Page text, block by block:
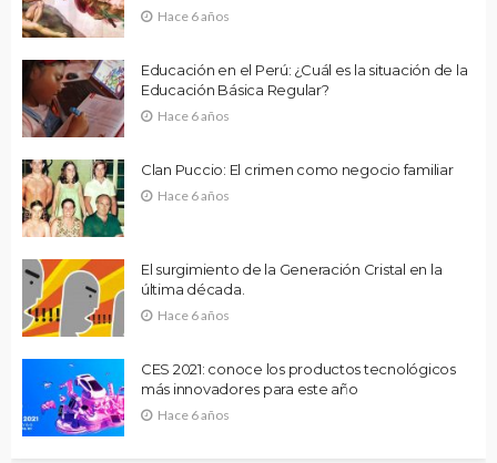
Hace 6 años
Educación en el Perú: ¿Cuál es la situación de la
Educación Básica Regular?
Hace 6 años
Clan Puccio: El crimen como negocio familiar
Hace 6 años
El surgimiento de la Generación Cristal en la
última década.
Hace 6 años
CES 2021: conoce los productos tecnológicos
más innovadores para este año
Hace 6 años